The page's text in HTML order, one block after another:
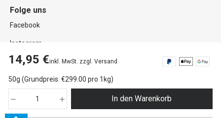
14,95 €inkl. MwSt. zzgl. Versand
50g (Grundpreis: €299.00 pro 1kg)
In den Warenkorb
Folge uns
Facebook
Instagram
Copyright © 2026 Mutterland GmbH. Alle Rechte vorbehalten.
Impressum Datenschutz AGB Widerrufsrecht